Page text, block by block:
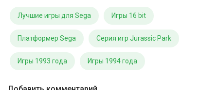
Лучшие игры для Sega Игры 16 bit
Платформер Sega Серия игр Jurassic Park
Игры 1993 года Игры 1994 года